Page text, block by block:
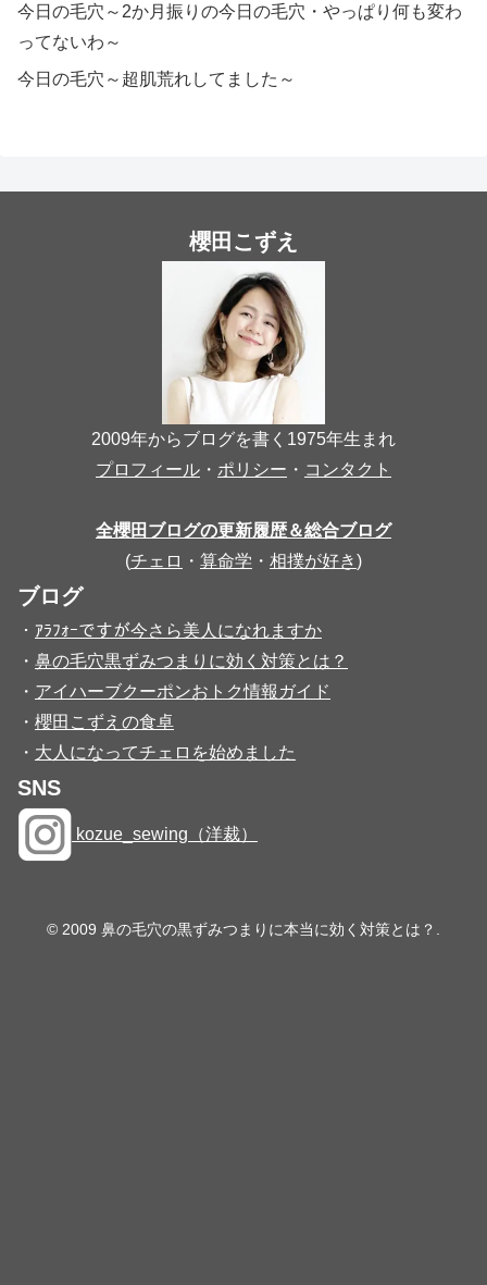
今日の毛穴～2か月振りの今日の毛穴・やっぱり何も変わ
ってないわ～
今日の毛穴～超肌荒れしてました～
櫻田こずえ
2009年からブログを書く1975年生まれ
プロフィール ・ ポリシー ・ コンタクト
全櫻田ブログの更新履歴＆総合ブログ
(チェロ ・ 算命学 ・ 相撲が好き)
ブログ
・ ｱﾗﾌｫｰですが今さら美人になれますか
・ 鼻の毛穴黒ずみつまりに効く対策とは？
・ アイハーブクーポンおトク情報ガイド
・ 櫻田こずえの食卓
・ 大人になってチェロを始めました
SNS
kozue_sewing（洋裁）
© 2009 鼻の毛穴の黒ずみつまりに本当に効く対策とは？.